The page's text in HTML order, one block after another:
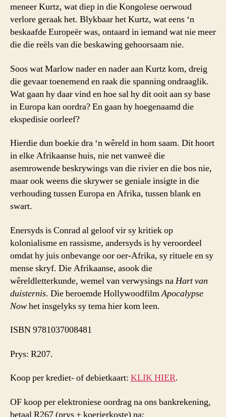
meneer Kurtz, wat diep in die Kongolese oerwoud
verlore geraak het. Blykbaar het Kurtz, wat eens ‘n
beskaafde Europeër was, ontaard in iemand wat nie meer
die die reëls van die beskawing gehoorsaam nie.
Soos wat Marlow nader en nader aan Kurtz kom, dreig
die gevaar toenemend en raak die spanning ondraaglik.
Wat gaan hy daar vind en hoe sal hy dit ooit aan sy base
in Europa kan oordra? En gaan hy hoegenaamd die
ekspedisie oorleef?
Hierdie dun boekie dra ‘n wêreld in hom saam. Dit hoort
in elke Afrikaanse huis, nie net vanweë die
asemrowende beskrywings van die rivier en die bos nie,
maar ook weens die skrywer se geniale insigte in die
verhouding tussen Europa en Afrika, tussen blank en
swart.
Enersyds is Conrad al geloof vir sy kritiek op
kolonialisme en rassisme, andersyds is hy veroordeel
omdat hy juis onbevange oor oer-Afrika, sy rituele en sy
mense skryf. Die Afrikaanse, asook die
wêreldletterkunde, wemel van verwysings naHart van
duisternis. Die beroemde HollywoodfilmApocalypse
Nowhet insgelyks sy tema hier kom leen.
ISBN 9781037008481
Prys: R207.
Koop per krediet- of debietkaart: KLIK HIER.
OF koop per elektroniese oordrag na ons bankrekening,
betaal R267 (prys + koerierkoste) na: